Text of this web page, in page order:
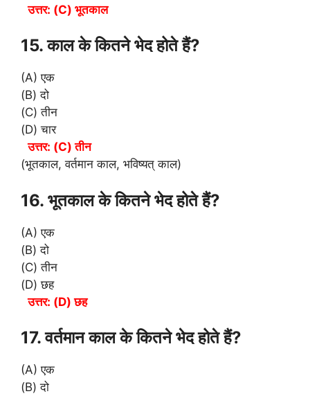
उत्तर: (C) भूतकाल
15. काल के कितने भेद होते हैं?
(A) एक
(B) दो
(C) तीन
(D) चार
उत्तर: (C) तीन
(भूतकाल, वर्तमान काल, भविष्यत् काल)
16. भूतकाल के कितने भेद होते हैं?
(A) एक
(B) दो
(C) तीन
(D) छह
उत्तर: (D) छह
17. वर्तमान काल के कितने भेद होते हैं?
(A) एक
(B) दो